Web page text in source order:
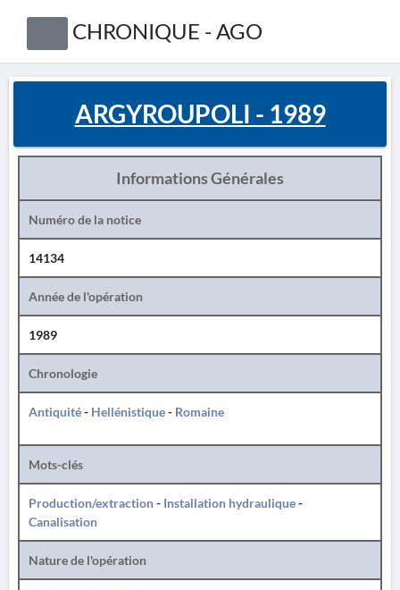
CHRONIQUE - AGO
ARGYROUPOLI - 1989
Informations Générales
Numéro de la notice
14134
Année de l'opération
1989
Chronologie
Antiquité- Hellénistique- Romaine
Mots-clés
Production/extraction- Installation hydraulique-
Canalisation
Nature de l'opération